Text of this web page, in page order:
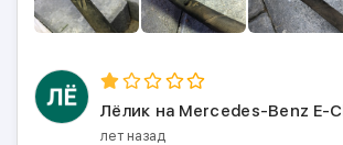
Лёлик на Mercedes-Benz E-
лет назад